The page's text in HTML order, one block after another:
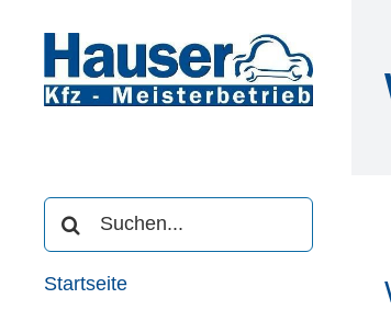
springen
Suche
nach:
Startseite